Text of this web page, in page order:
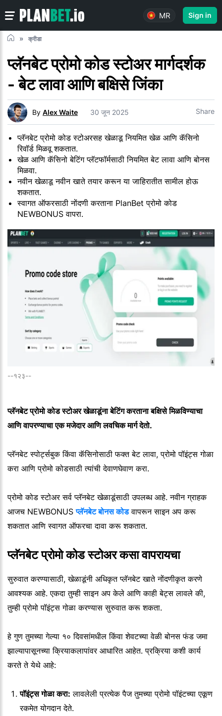
MR Sign in
क्रीडा
प्लॅनबेट प्रोमो कोड स्टोअर मार्गदर्शक
- बेट लावा आणि बक्षिसे जिंका
By Alex Waite 30 जून 2025 Share
प्लॅनबेट प्रोमो कोड स्टोअरसह खेळाडू नियमित खेळ आणि कॅसिनो
रिवॉर्ड मिळवू शकतात.
खेळ आणि कॅसिनो बेटिंग प्लॅटफॉर्मसाठी नियमित बेट लावा आणि बोनस
मिळवा.
नवीन खेळाडू नवीन खाते तयार करून या जाहिरातीत सामील होऊ
शकतात.
स्वागत ऑफरसाठी नोंदणी करताना PlanBet प्रोमो कोड
NEWBONUS वापरा.
--१२३--
प्लॅनबेट प्रोमो कोड स्टोअर खेळाडूंना बेटिंग करताना बक्षिसे मिळविण्याचा
आणि वापरण्याचा एक मजेदार आणि लवचिक मार्ग देतो.
प्लॅनबेट स्पोर्ट्सबुक किंवा कॅसिनोसाठी फक्त बेट लावा, प्रोमो पॉइंट्स गोळा
करा आणि प्रोमो कोडसाठी त्यांची देवाणघेवाण करा.
प्रोमो कोड स्टोअर सर्व प्लॅनबेट खेळाडूंसाठी उपलब्ध आहे. नवीन ग्राहक
आजच NEWBONUSप्लॅनबेट बोनस कोडवापरून साइन अप करू
शकतात आणि स्वागत ऑफरचा दावा करू शकतात.
प्लॅनबेट प्रोमो कोड स्टोअर कसा वापरायचा
सुरुवात करण्यासाठी, खेळाडूंनी अधिकृत प्लॅनबेट खाते नोंदणीकृत करणे
आवश्यक आहे. एकदा तुम्ही साइन अप केले आणि काही बेट्स लावले की,
तुम्ही प्रोमो पॉइंट्स गोळा करण्यास सुरुवात करू शकता.
हे गुण तुमच्या गेल्या १० दिवसांमधील किंवा शेवटच्या वेळी बोनस फंड जमा
झाल्यापासूनच्या क्रियाकलापांवर आधारित आहेत. प्रक्रिया कशी कार्य
करते ते येथे आहे:
पॉइंट्स गोळा करा: लावलेली प्रत्येक पैज तुमच्या प्रोमो पॉइंटच्या एकूण
रकमेत योगदान देते.